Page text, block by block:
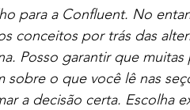
para a Confluent. No
conceitos por trás das
Posso garantir que muitas
o que você lê nas
a decisão certa. Escolha